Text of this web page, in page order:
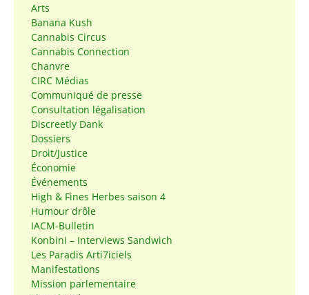
Arts
Banana Kush
Cannabis Circus
Cannabis Connection
Chanvre
CIRC Médias
Communiqué de presse
Consultation légalisation
Discreetly Dank
Dossiers
Droit/Justice
Économie
Événements
High & Fines Herbes saison 4
Humour drôle
IACM-Bulletin
Konbini – Interviews Sandwich
Les Paradis Arti7iciels
Manifestations
Mission parlementaire